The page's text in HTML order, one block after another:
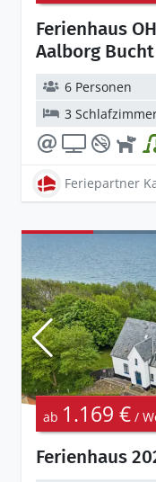
Ferienhaus
Aalborg Bucht
6 Personen
3
Feriepartner
Ferienhaus
ab 1.169 € /